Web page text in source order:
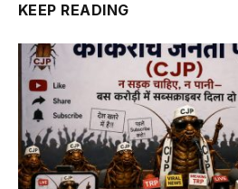
KEEP READING